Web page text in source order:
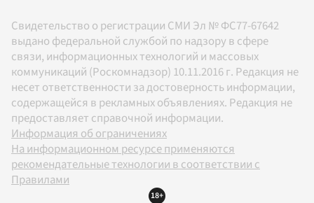
Свидетельство о регистрации СМИ Эл № ФС77-67642
выдано федеральной службой по надзору в сфере
связи, информационных технологий и массовых
коммуникаций (Роскомнадзор) 10.11.2016 г. Редакция не
несет ответственности за достоверность информации,
содержащейся в рекламных объявлениях. Редакция не
предоставляет справочной информации.
Информация об ограничениях
На информационном ресурсе применяются
рекомендательные технологии в соответствии с
Правилами
18+